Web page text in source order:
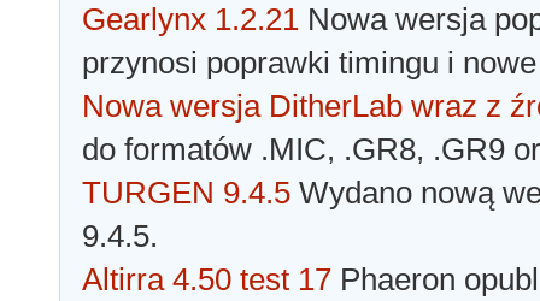
Gearlynx 1.2.21 Nowa wersja
przynosi poprawki timingu i
Nowa wersja DitherLab wraz z
do formatów .MIC, .GR8, .GR9
TURGEN 9.4.5 Wydano nową
9.4.5.
Altirra 4.50 test 17 Phaeron